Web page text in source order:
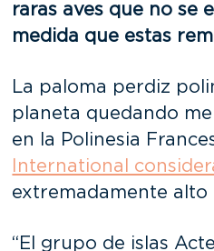
raras aves que no se
medida que estas
La paloma perdiz
planeta quedando
en la Polinesia
International
extremadamente
“El grupo de islas